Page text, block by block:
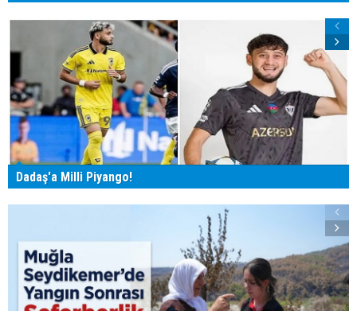
Dadaş'a Milli Piyango!